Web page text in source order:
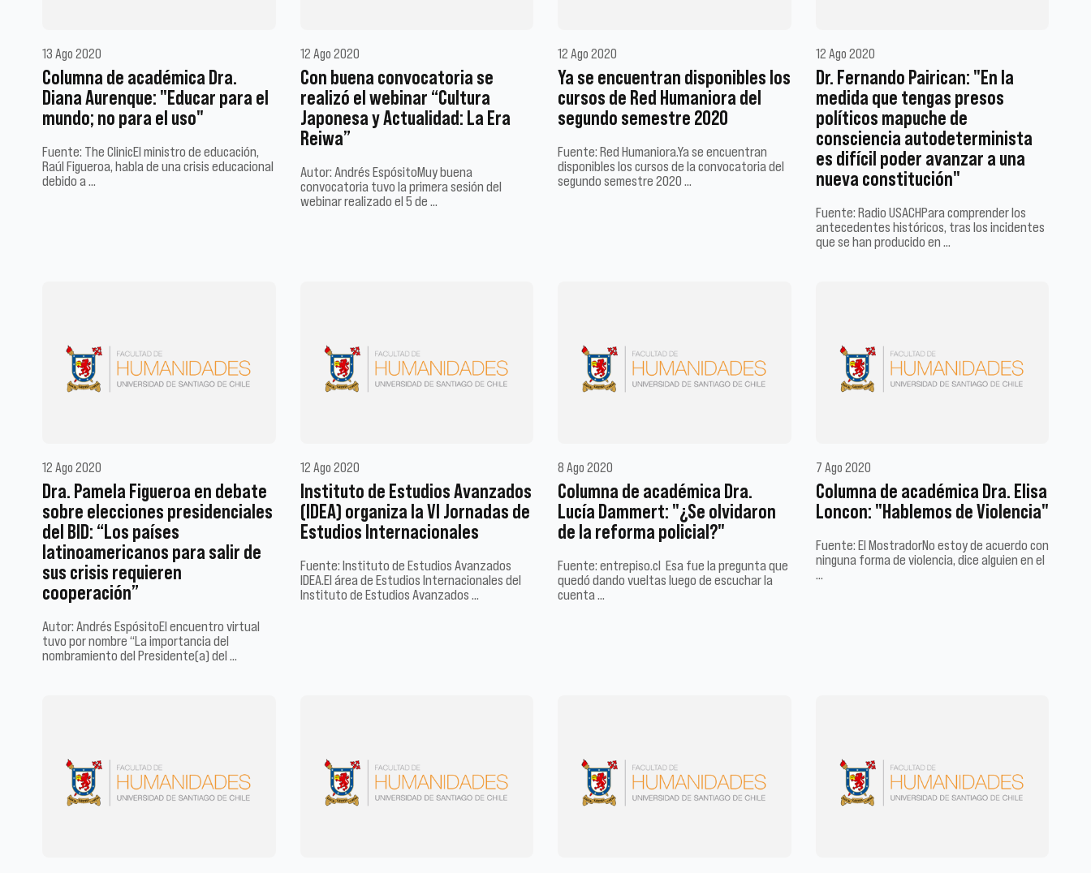
13 Ago 2020
Columna de académica Dra.
Diana Aurenque: "Educar para el
mundo; no para el uso"
Fuente: The ClinicEl ministro de educación,
Raúl Figueroa, habla de una crisis educacional
debido a …
12 Ago 2020
Con buena convocatoria se
realizó el webinar “Cultura
Japonesa y Actualidad: La Era
Reiwa”
Autor: Andrés EspósitoMuy buena
convocatoria tuvo la primera sesión del
webinar realizado el 5 de …
12 Ago 2020
Ya se encuentran disponibles los
cursos de Red Humaniora del
segundo semestre 2020
Fuente: Red Humaniora.Ya se encuentran
disponibles los cursos de la convocatoria del
segundo semestre 2020 …
12 Ago 2020
Dr. Fernando Pairican: "En la
medida que tengas presos
políticos mapuche de
consciencia autodeterminista
es difícil poder avanzar a una
nueva constitución"
Fuente: Radio USACHPara comprender los
antecedentes históricos, tras los incidentes
que se han producido en …
12 Ago 2020
Dra. Pamela Figueroa en debate
sobre elecciones presidenciales
del BID: “Los países
latinoamericanos para salir de
sus crisis requieren
cooperación”
Autor: Andrés EspósitoEl encuentro virtual
tuvo por nombre “La importancia del
nombramiento del Presidente(a) del …
12 Ago 2020
Instituto de Estudios Avanzados
(IDEA) organiza la VI Jornadas de
Estudios Internacionales
Fuente: Instituto de Estudios Avanzados
IDEA.El área de Estudios Internacionales del
Instituto de Estudios Avanzados …
8 Ago 2020
Columna de académica Dra.
Lucía Dammert: "¿Se olvidaron
de la reforma policial?"
Fuente: entrepiso.cl Esa fue la pregunta que
quedó dando vueltas luego de escuchar la
cuenta …
7 Ago 2020
Columna de académica Dra. Elisa
Loncon: "Hablemos de Violencia"
Fuente: El MostradorNo estoy de acuerdo con
ninguna forma de violencia, dice alguien en el
…